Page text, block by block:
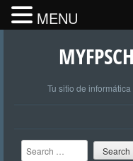
Tu sitio de
Search
MENU